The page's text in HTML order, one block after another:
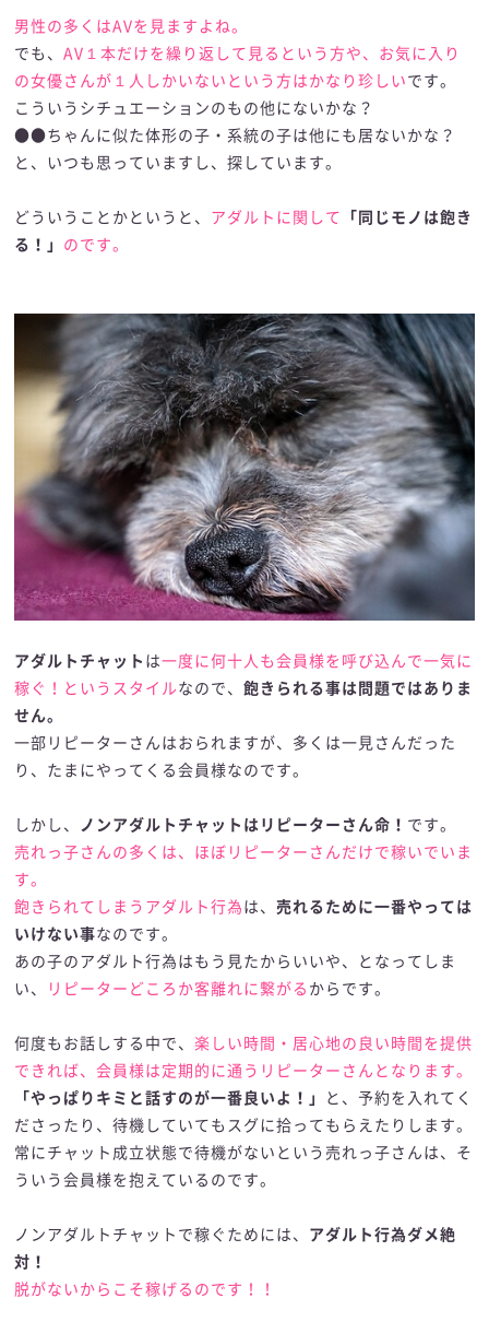
男性の多くはAVを見ますよね。
でも、AV１本だけを繰り返して見るという方や、お気に入り
の女優さんが１人しかいないという方はかなり珍しい です。
こういうシチュエーションのもの他にないかな？
●●ちゃんに似た体形の子・系統の子は他にも居ないかな？
と、いつも思っていますし、探しています。
どういうことかというと、 アダルトに関して
「同じモノは飽き
る！」 のです。
アダルトチャット は一度に何十人も会員様を呼び込んで一気に
稼ぐ！というスタイルなので、飽きられる事は問題ではありま
せん。
一部リピーターさんはおられますが、多くは一見さんだった
り、たまにやってくる会員様なのです。
しかし、 ノンアダルトチャットはリピーターさん命！ です。
売れっ子さんの多くは、ほぼリピーターさんだけで稼いでいま
す。
飽きられてしまうアダルト行為 は、売れるために一番やっては
いけない事なのです。
あの子のアダルト行為はもう見たからいいや、となってしま
い、
リピーターどころか客離れに繋がる からです。
何度もお話しする中で、楽しい時間・居心地の良い時間を提供
できれば、会員様は定期的に通うリピーターさんとなります。
「やっぱりキミと話すのが一番良いよ！」
と、予約を入れてく
ださったり、待機していてもスグに拾ってもらえたりします。
常にチャット成立状態で待機がないという売れっ子さんは、そ
ういう会員様を抱えているのです。
ノンアダルトチャットで稼ぐためには、 アダルト行為ダメ絶
対！
脱がないからこそ稼げるのです！！